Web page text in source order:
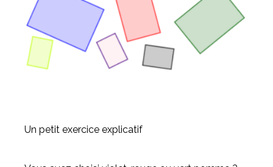
Un petit exercice explicatif